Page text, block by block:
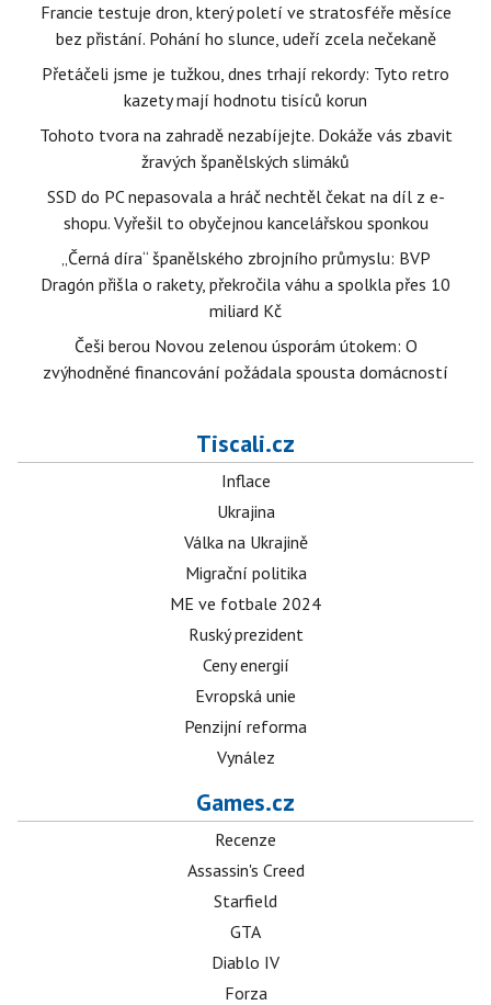
Francie testuje dron, který poletí ve stratosféře měsíce
bez přistání. Pohání ho slunce, udeří zcela nečekaně
Přetáčeli jsme je tužkou, dnes trhají rekordy: Tyto retro
kazety mají hodnotu tisíců korun
Tohoto tvora na zahradě nezabíjejte. Dokáže vás zbavit
žravých španělských slimáků
SSD do PC nepasovala a hráč nechtěl čekat na díl z e-
shopu. Vyřešil to obyčejnou kancelářskou sponkou
„Černá díra“ španělského zbrojního průmyslu: BVP
Dragón přišla o rakety, překročila váhu a spolkla přes 10
miliard Kč
Češi berou Novou zelenou úsporám útokem: O
zvýhodněné financování požádala spousta domácností
Tiscali.cz
Inflace
Ukrajina
Válka na Ukrajině
Migrační politika
ME ve fotbale 2024
Ruský prezident
Ceny energií
Evropská unie
Penzijní reforma
Vynález
Games.cz
Recenze
Assassin's Creed
Starfield
GTA
Diablo IV
Forza